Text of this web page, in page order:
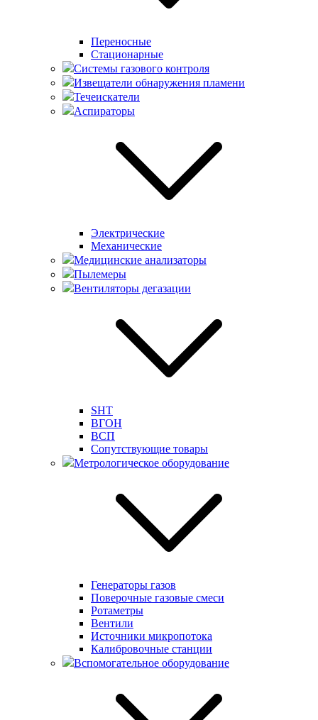
Переносные
Стационарные
Системы газового контроля
Извещатели обнаружения пламени
Течеискатели
Аспираторы
Электрические
Механические
Медицинские анализаторы
Пылемеры
Вентиляторы дегазации
SHT
ВГОН
ВСП
Сопутствующие товары
Метрологическое оборудование
Генераторы газов
Поверочные газовые смеси
Ротаметры
Вентили
Источники микропотока
Калибровочные станции
Вспомогательное оборудование